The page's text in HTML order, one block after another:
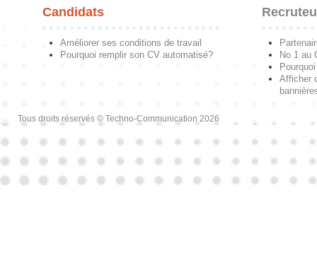
Candidats
Améliorer ses conditions de travail
Pourquoi remplir son CV automatisé?
No 1 au
Afficher
Tous droits réservés © Techno-Communication 2026